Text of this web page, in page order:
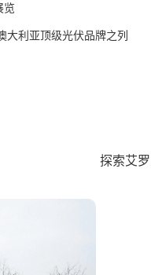
览
大利亚顶级光伏品牌之列
探索艾